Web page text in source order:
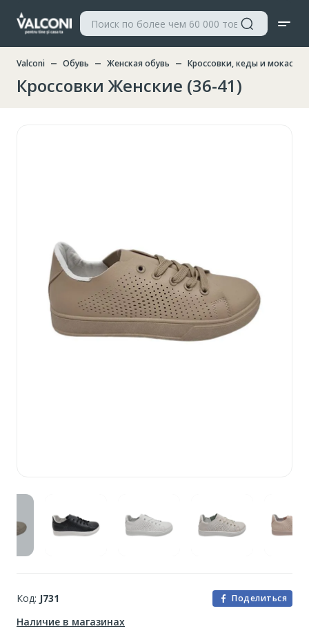
Valconi Обувь Женская обувь Кроссовки, кеды и мокасины
Кроссовки Женские (36-41)
Код: J731 Поделиться
Наличие в магазинах